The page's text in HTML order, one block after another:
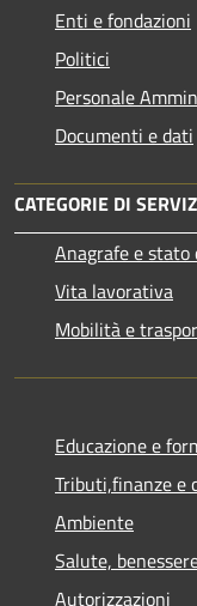
Enti e fondazioni
Politici
Personale
Documenti e dati
CATEGORIE DI
Anagrafe e stato
Vita lavorativa
Mobilità e
Educazione e
Tributi,finanze e
Ambiente
Salute,
Autorizzazioni